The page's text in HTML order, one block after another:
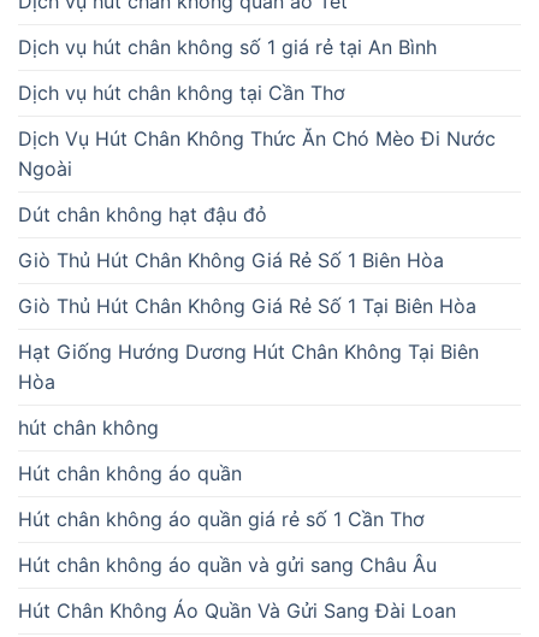
Dịch vụ hút chân không số 1 giá rẻ tại An Bình
Dịch vụ hút chân không tại Cần Thơ
Dịch Vụ Hút Chân Không Thức Ăn Chó Mèo Đi Nước
Ngoài
Dút chân không hạt đậu đỏ
Giò Thủ Hút Chân Không Giá Rẻ Số 1 Biên Hòa
Giò Thủ Hút Chân Không Giá Rẻ Số 1 Tại Biên Hòa
Hạt Giống Hướng Dương Hút Chân Không Tại Biên
Hòa
hút chân không
Hút chân không áo quần
Hút chân không áo quần giá rẻ số 1 Cần Thơ
Hút chân không áo quần và gửi sang Châu Âu
Hút Chân Không Áo Quần Và Gửi Sang Đài Loan